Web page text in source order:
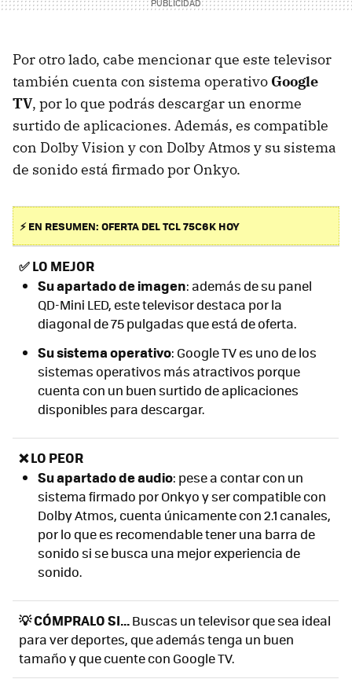
Por otro lado, cabe mencionar que este televisor
también cuenta con sistema operativo Google
TV, por lo que podrás descargar un enorme
surtido de aplicaciones. Además, es compatible
con Dolby Vision y con Dolby Atmos y su sistema
de sonido está firmado por Onkyo.
⚡ EN RESUMEN: OFERTA DEL TCL 75C6K HOY
✅LO MEJOR
Su apartado de imagen: además de su panel
QD-Mini LED, este televisor destaca por la
diagonal de 75 pulgadas que está de oferta.
Su sistema operativo: Google TV es uno de los
sistemas operativos más atractivos porque
cuenta con un buen surtido de aplicaciones
disponibles para descargar.
❌ LO PEOR
Su apartado de audio: pese a contar con un
sistema firmado por Onkyo y ser compatible con
Dolby Atmos, cuenta únicamente con 2.1 canales,
por lo que es recomendable tener una barra de
sonido si se busca una mejor experiencia de
sonido.
💡 CÓMPRALO SI...Buscas un televisor que sea ideal
para ver deportes, que además tenga un buen
tamaño y que cuente con Google TV.